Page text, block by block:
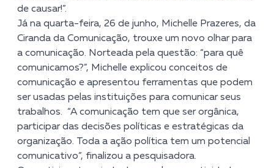
de causar!”.
Já na quarta-feira, 26 de junho, Michelle Prazeres, da
Ciranda da Comunicação, trouxe um novo olhar para
a comunicação. Norteada pela questão: “para quê
comunicamos?”, Michelle explicou conceitos de
comunicação e apresentou ferramentas que podem
ser usadas pelas instituições para comunicar seus
trabalhos. “A comunicação tem que ser orgânica,
participar das decisões políticas e estratégicas da
organização. Toda a ação política tem um potencial
comunicativo”, finalizou a pesquisadora.